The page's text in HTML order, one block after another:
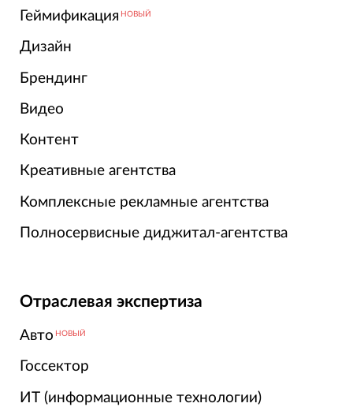
Геймификация НОВЫЙ
Дизайн
Брендинг
Видео
Контент
Креативные агентства
Комплексные рекламные агентства
Полносервисные диджитал-агентства
Отраслевая экспертиза
Авто НОВЫЙ
Госсектор
ИТ (информационные технологии)